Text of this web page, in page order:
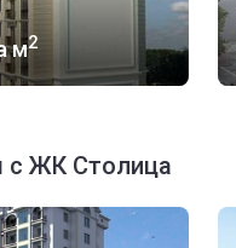
м2
с ЖК Столица